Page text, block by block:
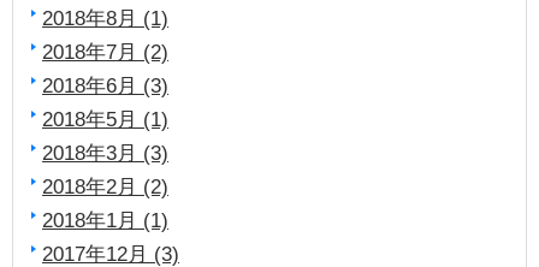
2018年8月 (1)
2018年7月 (2)
2018年6月 (3)
2018年5月 (1)
2018年3月 (3)
2018年2月 (2)
2018年1月 (1)
2017年12月 (3)